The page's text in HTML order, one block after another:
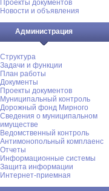
Проекты документов
Новости и объявления
Администрация
Структура
Задачи и функции
План работы
Документы
Проекты документов
Муниципальный контроль
Дорожный фонд Мирного
Cведения о муниципальном
имуществе
Ведомственный контроль
Антимонопольный комплаенс
Отчеты
Информационные системы
Защита информации
Интернет-приемная